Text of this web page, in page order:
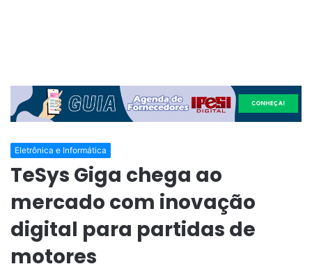
Eletrônica e Informática
TeSys Giga chega ao
mercado com inovação
digital para partidas de
motores